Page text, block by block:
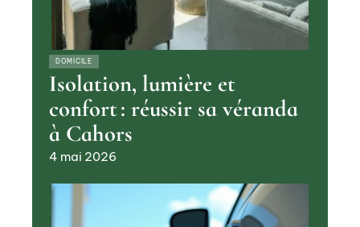
DOMICILE
Isolation, lumière et
confort : réussir sa véranda
à Cahors
4 mai 2026